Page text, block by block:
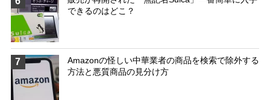
できるのはどこ？
7
Amazonの怪しい中華業者の商品を検索で除外する
方法と悪質商品の見分け方